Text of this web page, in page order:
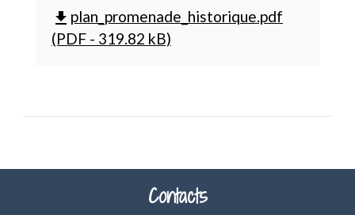
file_download plan_promenade_historique.pdf
(PDF - 319.82 kB)
Contacts